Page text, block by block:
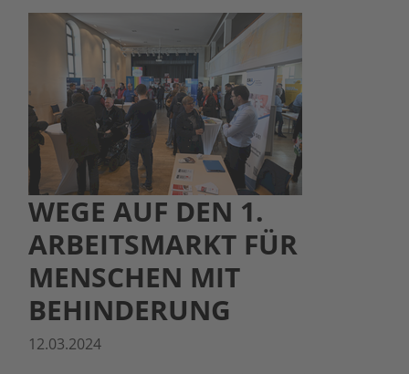
WEGE AUF DEN 1.
ARBEITSMARKT FÜR
MENSCHEN MIT
BEHINDERUNG
12.03.2024